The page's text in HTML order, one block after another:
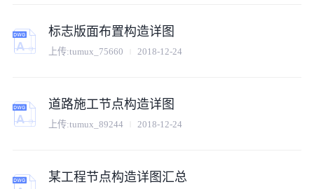
标志版面布置构造详图
上传:tumux_75660 2018-12-24
道路施工节点构造详图
上传:tumux_89244 2018-12-24
某工程节点构造详图汇总